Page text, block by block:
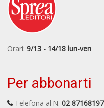
Orari: 9/13 - 14/18 lun-ven
Per abbonarti
Telefona al N. 02 87168197